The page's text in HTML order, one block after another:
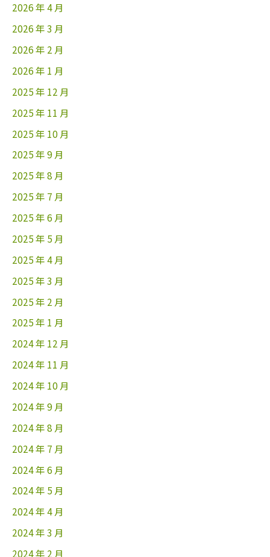
2026 年 4 月
2026 年 3 月
2026 年 2 月
2026 年 1 月
2025 年 12 月
2025 年 11 月
2025 年 10 月
2025 年 9 月
2025 年 8 月
2025 年 7 月
2025 年 6 月
2025 年 5 月
2025 年 4 月
2025 年 3 月
2025 年 2 月
2025 年 1 月
2024 年 12 月
2024 年 11 月
2024 年 10 月
2024 年 9 月
2024 年 8 月
2024 年 7 月
2024 年 6 月
2024 年 5 月
2024 年 4 月
2024 年 3 月
2024 年 2 月